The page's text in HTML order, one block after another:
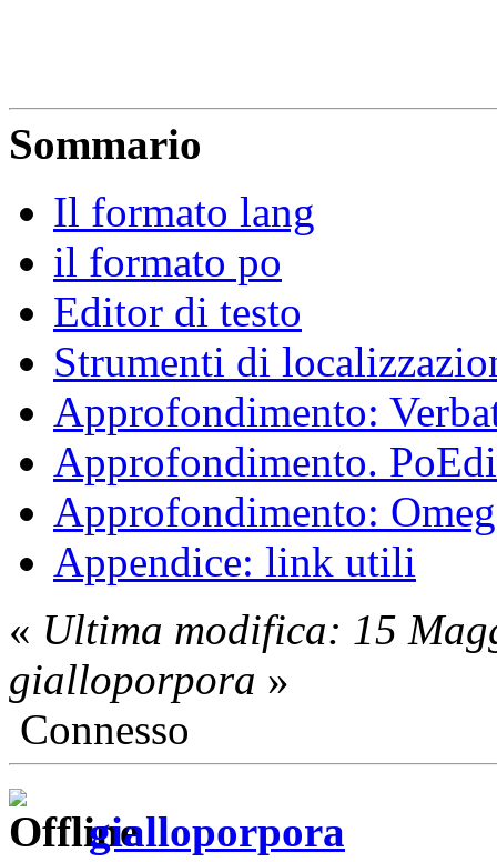
Sommario
Il formato lang
il formato po
Editor di testo
Strumenti di
Approfondimento:
Approfondimento.
Approfondimento:
Appendice: link utili
« Ultima modifica: 15
gialloporpora »
Connesso
gialloporpora